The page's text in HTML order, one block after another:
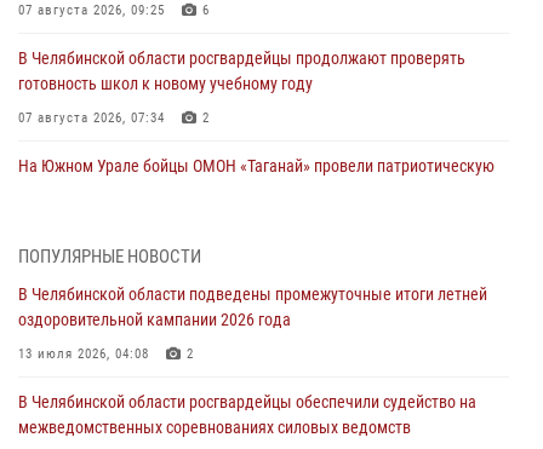
07 августа 2026, 09:25 6
В Челябинской области росгвардейцы продолжают проверять
готовность школ к новому учебному году
07 августа 2026, 07:34 2
На Южном Урале бойцы ОМОН «Таганай» провели патриотическую
1
В Магнитогорске сотрудники Росгвардии задержали рецидивиста
ПОПУЛЯРНЫЕ НОВОСТИ
В Челябинской области подведены промежуточные итоги летней
оздоровительной кампании 2026 года
13 июля 2026, 04:08 2
В Челябинской области росгвардейцы обеспечили судейство на
межведомственных соревнованиях силовых ведомств